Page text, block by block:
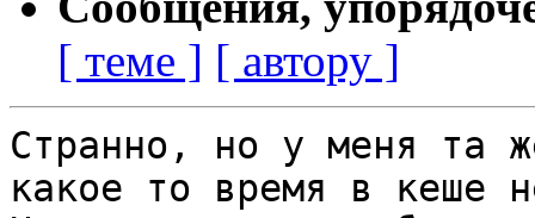
[ теме ] [ автору ]
Странно, но у меня та
какое то время в кеше